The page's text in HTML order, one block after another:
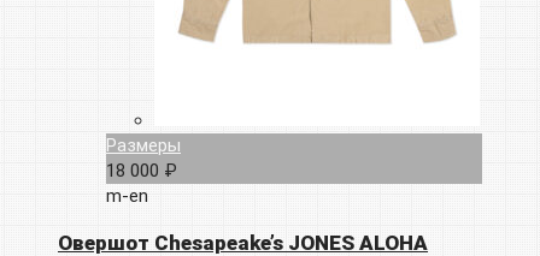
Размеры
18 000 ₽
m-en
Овершот Chesapeake’s JONES ALOHA